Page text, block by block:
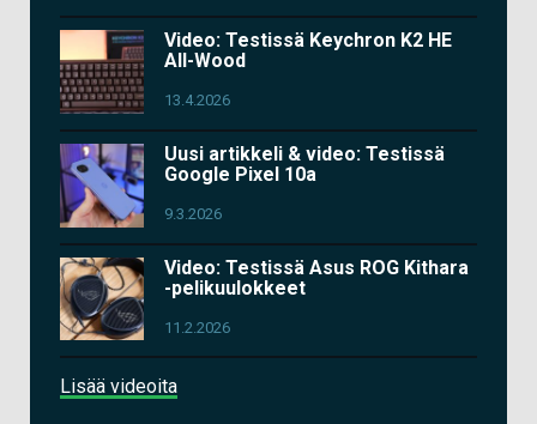
Video: Testissä Keychron K2 HE
All-Wood
13.4.2026
Uusi artikkeli & video: Testissä
Google Pixel 10a
9.3.2026
Video: Testissä Asus ROG Kithara
-pelikuulokkeet
11.2.2026
Lisää videoita